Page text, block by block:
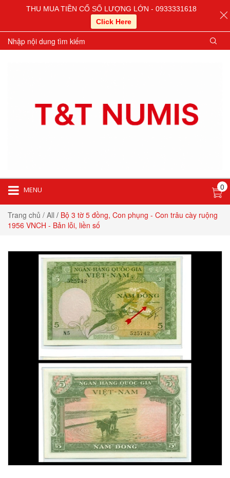
MENU 0
Trang chủ / All / Bộ 3 tờ 5 đồng, Con phụng - Con trâu cày ruộng
1956 VNCH - Bản lỗi, liền số
THU MUA TIỀN CỔ SỐ LƯỢNG LỚN - 0933331618
Click Here